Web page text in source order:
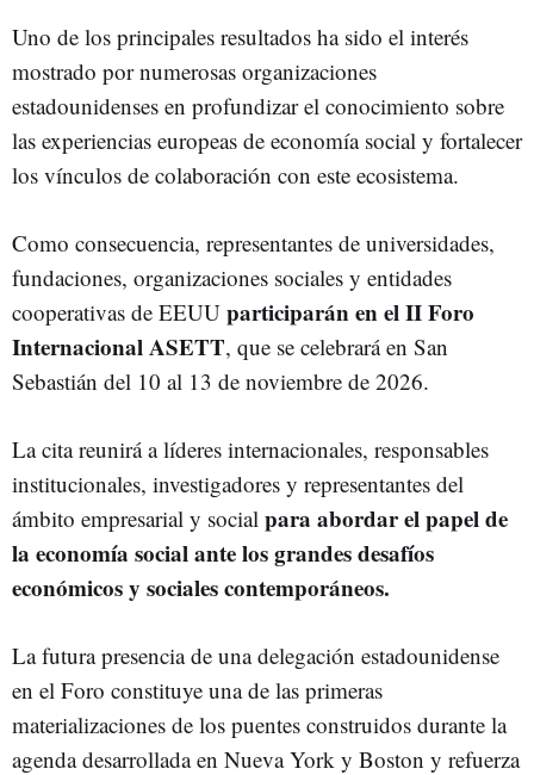
Uno de los principales resultados ha sido el interés
mostrado por numerosas organizaciones
estadounidenses en profundizar el conocimiento sobre
las experiencias europeas de economía social y fortalecer
los vínculos de colaboración con este ecosistema.
Como consecuencia, representantes de universidades,
fundaciones, organizaciones sociales y entidades
cooperativas de EEUU participarán en el II Foro
Internacional ASETT, que se celebrará en San
Sebastián del 10 al 13 de noviembre de 2026.
La cita reunirá a líderes internacionales, responsables
institucionales, investigadores y representantes del
ámbito empresarial y social para abordar el papel de
la economía social ante los grandes desafíos
económicos y sociales contemporáneos.
La futura presencia de una delegación estadounidense
en el Foro constituye una de las primeras
materializaciones de los puentes construidos durante la
agenda desarrollada en Nueva York y Boston y refuerza